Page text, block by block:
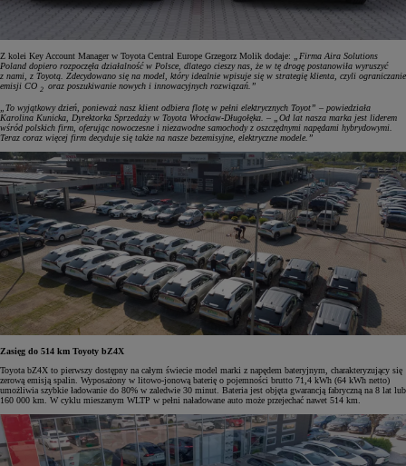
Z kolei Key Account Manager w Toyota Central Europe Grzegorz Molik dodaje:
„Firma Aira Solutions
Poland dopiero rozpoczęła działalność w Polsce, dlatego cieszy nas, że w tę drogę postanowiła wyruszyć
z nami, z Toyotą. Zdecydowano się na model, który idealnie wpisuje się w strategię klienta, czyli ograniczanie
emisji CO 2 oraz poszukiwanie nowych i innowacyjnych rozwiązań.”
„To wyjątkowy dzień, ponieważ nasz klient odbiera flotę w pełni elektrycznych Toyot” – powiedziała
Karolina Kunicka, Dyrektorka Sprzedaży w Toyota Wrocław-Długołęka. – „Od lat nasza marka jest liderem
wśród polskich firm, oferując nowoczesne i niezawodne samochody z oszczędnymi napędami hybrydowymi.
Teraz coraz więcej firm decyduje się także na nasze bezemisyjne, elektryczne modele.”
Zasięg do 514 km Toyoty bZ4X
Toyota bZ4X to pierwszy dostępny na całym świecie model marki z napędem bateryjnym, charakteryzujący się
zerową emisją spalin. Wyposażony w litowo-jonową baterię o pojemności brutto 71,4 kWh (64 kWh netto)
umożliwia szybkie ładowanie do 80% w zaledwie 30 minut. Bateria jest objęta gwarancją fabryczną na 8 lat lub
160 000 km. W cyklu mieszanym WLTP w pełni naładowane auto może przejechać nawet 514 km.